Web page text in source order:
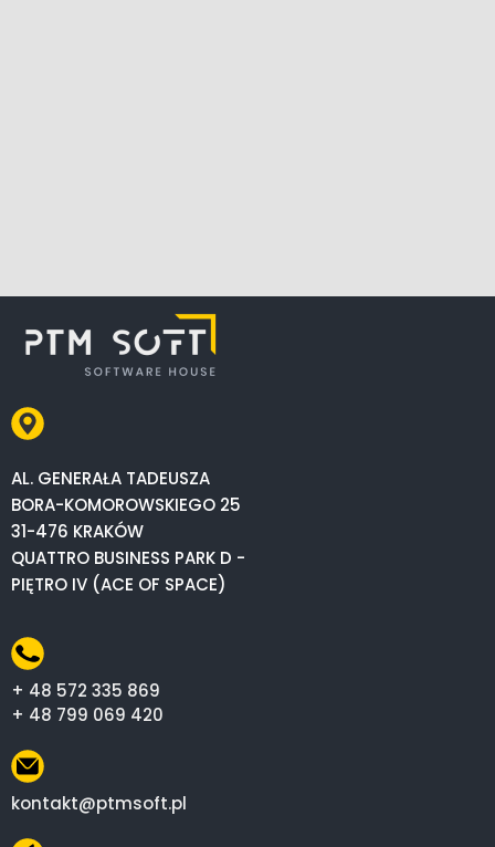
AL. GENERAŁA TADEUSZA
BORA-KOMOROWSKIEGO 25
31-476 KRAKÓW
QUATTRO BUSINESS PARK D -
PIĘTRO IV (ACE OF SPACE)
+ 48 572 335 869
+ 48 799 069 420
kontakt@ptmsoft.pl